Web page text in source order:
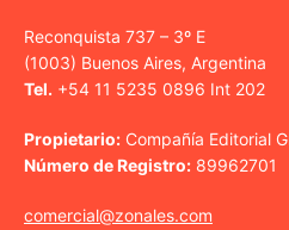
Reconquista 737 – 3º E
(1003) Buenos Aires, Argentina
Tel. +54 11 5235 0896 Int 202
Propietario: Compañía Editorial
Número de Registro: 89962701
comercial@zonales.com